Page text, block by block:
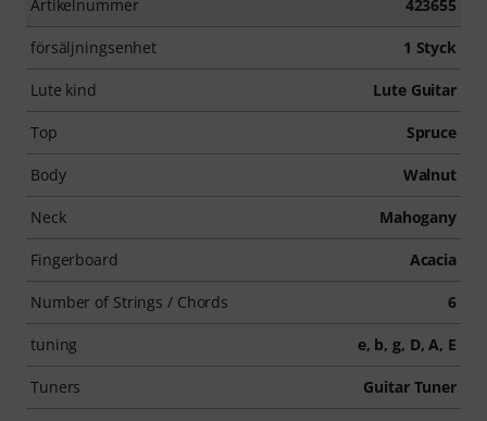
Artikelnummer 423655
försäljningsenhet 1 Styck
Lute kind Lute Guitar
Top Spruce
Body Walnut
Neck Mahogany
Fingerboard Acacia
Number of Strings / Chords 6
tuning e, b, g, D, A, E
Tuners Guitar Tuner